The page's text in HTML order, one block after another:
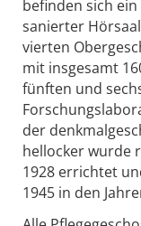
befinden sich
sanierter
vierten
mit insgesamt
fünften und
der
hellocker wurde
1928 errichtet
1945 in den